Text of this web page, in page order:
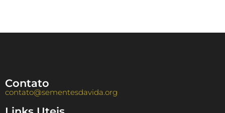
Contato
contato@sementesdavida.org